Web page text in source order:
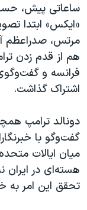
ساعاتی پیش،
«ایکس» ابتدا
مرتس، صدراعظم
هم از قدم زدن
اشتراک گذاشت.
دونالد ترامپ
گفت‌وگو با
میان ایالات
هسته‌ای در ایران
تحقق این امر